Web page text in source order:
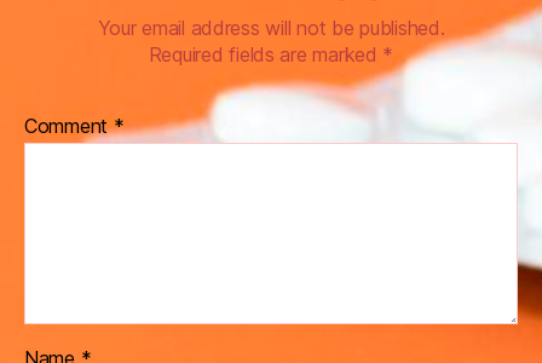
Your email address will not be published.
Required fields are marked *
Comment*
Name *